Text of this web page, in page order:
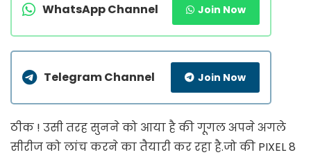
WhatsApp Channel Join Now
Telegram Channel Join Now
ठीक ! उसी तरह सुनने को आया है की गूगल अपने अगले
सीरीज को लांच करने का तैयारी कर रहा है.जो की PIXEL 8